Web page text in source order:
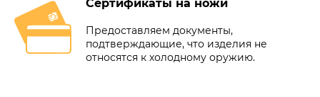
Сертификаты на ножи
Предоставляем документы,
подтверждающие, что изделия не
относятся к холодному оружию.